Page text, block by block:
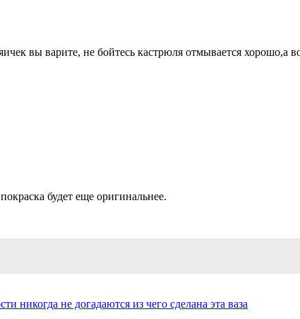
вы варите, не бойтесь кастрюля отмывается хорошо,а
будет еще оригинальнее.
никогда не догадаются из чего сделана эта ваза